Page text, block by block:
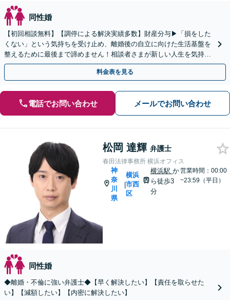
同性婚
【初回相談無料】【調停による解決実績多数】財産分与▶︎「損をした
くない」という気持ちを受け止め、離婚後の自立に向けた生活基盤を
整えるために最後まで諦めません！相談者さまが新しい人生を気持ち
よく出発できるようお力添えします【横浜駅徒歩5分】
料金表を見る
電話でお問い合わせ メールでお問い合わせ
松岡 達輝 弁護士
春田法律事務所 横浜オフィス
神
奈
川
県
|
横浜
市西
区
横浜駅 か
ら徒歩3
分
営業時間：00:00
~23:59（平日）
同性婚
◆離婚・不倫に強い弁護士◆【早く解決したい】【責任を取らせた
い】【減額したい】【内密に解決したい】